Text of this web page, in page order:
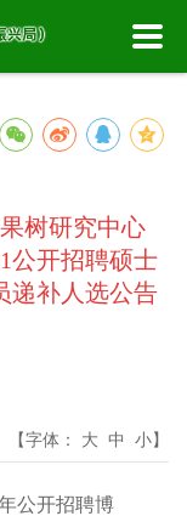
树研究中心
公开招聘硕士
递补人选公告
【字体： 大 中 小】
公开招聘博